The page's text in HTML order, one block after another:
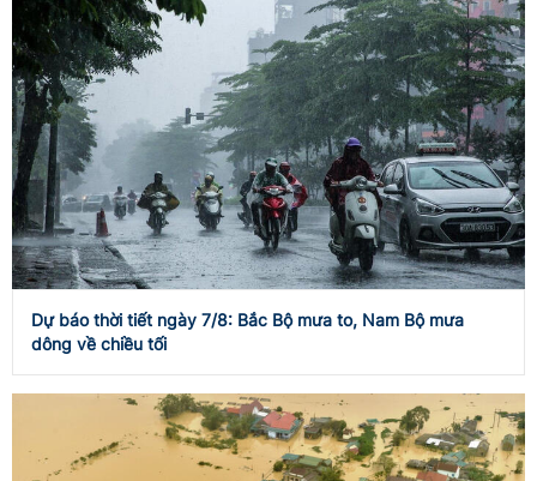
Dự báo thời tiết ngày 7/8: Bắc Bộ mưa to, Nam Bộ mưa
dông về chiều tối